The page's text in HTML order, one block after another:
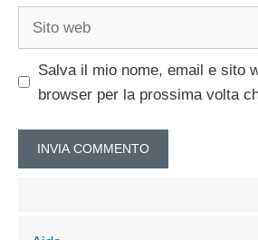
Salva il mio nome, email e sito
browser per la prossima volta